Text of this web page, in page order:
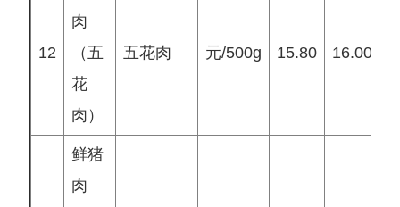
12
肉
（五
花
肉）
五花肉 元/500g 15.80 16.00
鲜猪
肉